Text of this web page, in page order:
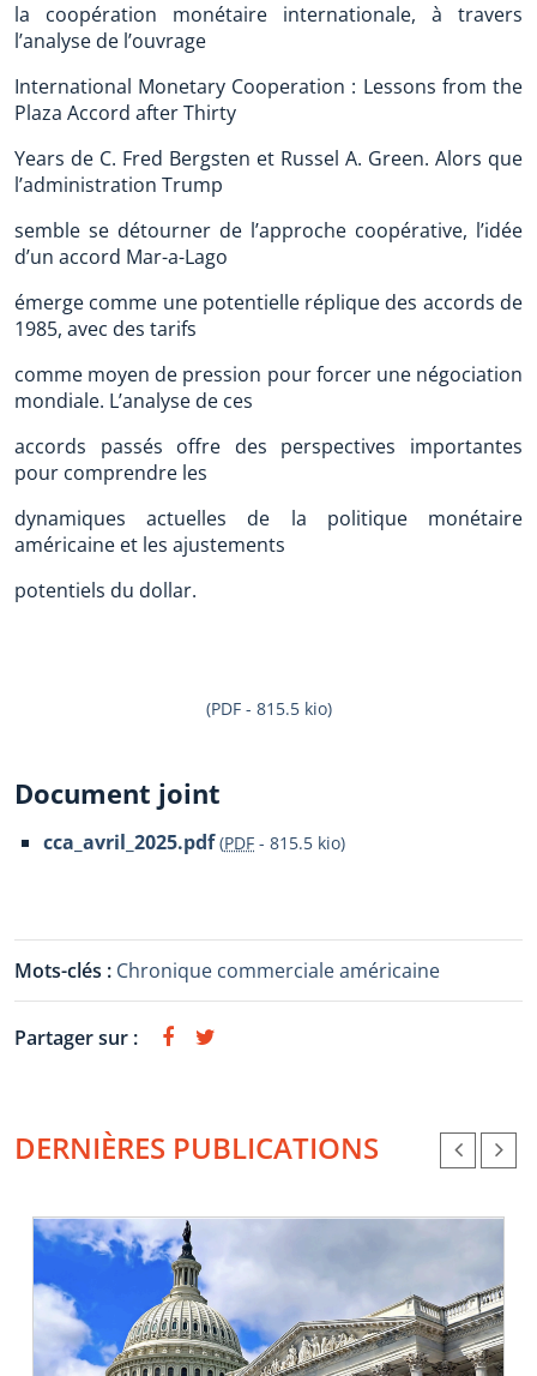
la coopération monétaire internationale, à travers
l’analyse de l’ouvrage
International Monetary Cooperation : Lessons from the
Plaza Accord after Thirty
Years de C. Fred Bergsten et Russel A. Green. Alors que
l’administration Trump
semble se détourner de l’approche coopérative, l’idée
d’un accord Mar-a-Lago
émerge comme une potentielle réplique des accords de
1985, avec des tarifs
comme moyen de pression pour forcer une négociation
mondiale. L’analyse de ces
accords passés offre des perspectives importantes
pour comprendre les
dynamiques actuelles de la politique monétaire
américaine et les ajustements
potentiels du dollar.
(PDF - 815.5 kio)
Document joint
cca_avril_2025.pdf (PDF - 815.5 kio)
Mots-clés : Chronique commerciale américaine
Partager sur :
DERNIÈRES PUBLICATIONS